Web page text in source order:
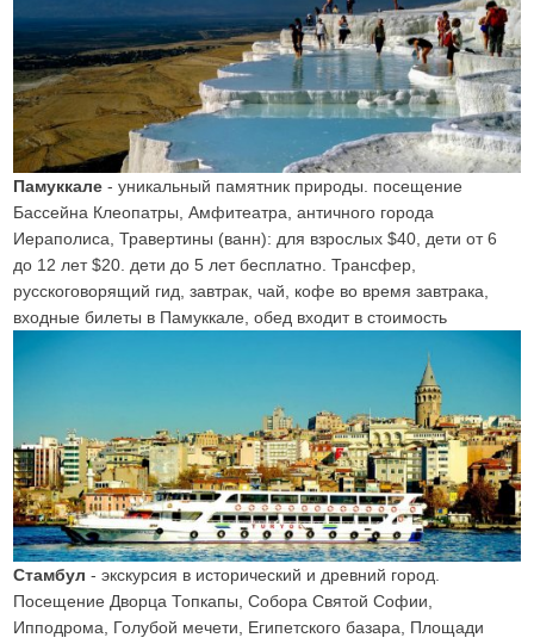
Памуккале - уникальный памятник природы. посещение
Бассейна Клеопатры, Амфитеатра, античного города
Иераполиса, Травертины (ванн): для взрослых $40, дети от 6
до 12 лет $20. дети до 5 лет бесплатно. Трансфер,
русскоговорящий гид, завтрак, чай, кофе во время завтрака,
входные билеты в Памуккале, обед входит в стоимость
Стамбул - экскурсия в исторический и древний город.
Посещение Дворца Топкапы, Собора Святой Софии,
Ипподрома, Голубой мечети, Египетского базара, Площади